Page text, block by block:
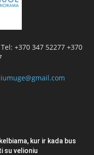
+370 347 52277 +370
kur ir kada bus
su velioniu